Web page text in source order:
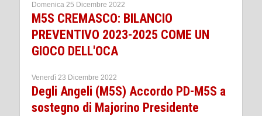
Domenica 25 Dicembre 2022
M5S CREMASCO: BILANCIO
PREVENTIVO 2023-2025 COME UN
GIOCO DELL'OCA
Venerdì 23 Dicembre 2022
Degli Angeli (M5S) Accordo PD-M5S a
sostegno di Majorino Presidente